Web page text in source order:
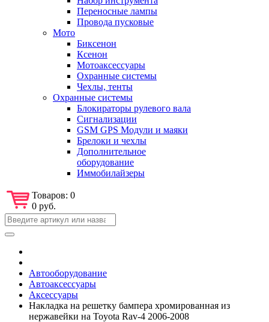
Переносные лампы
Провода пусковые
Мото
Биксенон
Ксенон
Мотоаксессуары
Охранные системы
Чехлы, тенты
Охранные системы
Блокираторы рулевого вала
Сигнализации
GSM GPS Модули и маяки
Брелоки и чехлы
Дополнительное
оборудование
Иммобилайзеры
Товаров: 0
0 руб.
Автооборудование
Автоаксессуары
Аксессуары
Накладка на решетку бампера хромированная из
нержавейки на Toyota Rav-4 2006-2008